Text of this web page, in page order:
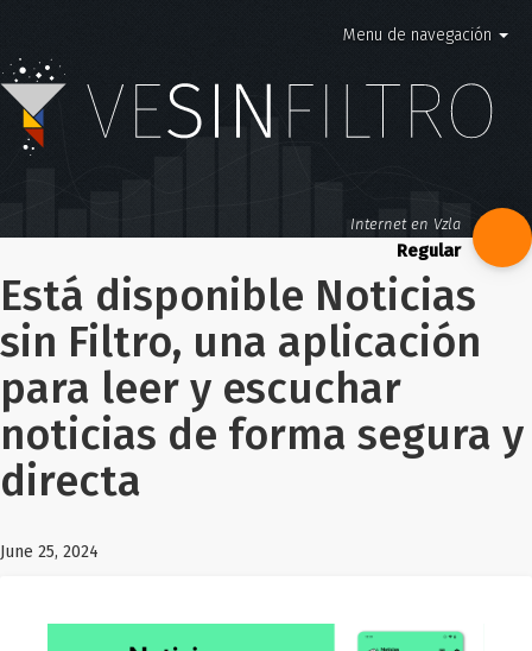
Internet en Vzla
Menu de navegación
Está disponible Noticias
sin Filtro, una aplicación
para leer y escuchar
noticias de forma segura y
directa
June 25, 2024